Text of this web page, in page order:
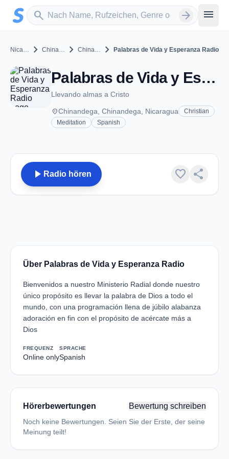
Zum Hauptinhalt springen
search
Sender suchen arrow_forward menu
Nicaragua chevron_right Chinandega chevron_right Chinandega chevron_right Palabras de Vida y Esperanza Radio
Palabras de Vida y Esperanza Radio - Chinandega
Llevando almas a Cristo
placeChinandega, Chinandega, Nicaragua
Christian
Meditation
Spanish
play_arrow Radio hören favorite share
Über Palabras de Vida y Esperanza Radio
Bienvenidos a nuestro Ministerio Radial donde nuestro
único propósito es llevar la palabra de Dios a todo el
mundo, con una programación llena de júbilo alabanza
adoración en fin con el propósito de acércate más a
Dios
FREQUENZ
Online only
SPRACHE
Spanish
Hörerbewertungen Bewertung schreiben
Noch keine Bewertungen. Seien Sie der Erste, der seine
Meinung teilt!